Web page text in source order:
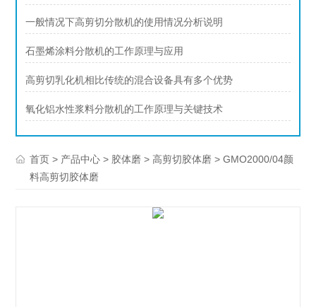
一般情况下高剪切分散机的使用情况分析说明
石墨烯涂料分散机的工作原理与应用
高剪切乳化机相比传统的混合设备具有多个优势
氧化铝水性浆料分散机的工作原理与关键技术
首页 > 产品中心 > 胶体磨 >高剪切胶体磨 > GMO2000/04颜
料高剪切胶体磨